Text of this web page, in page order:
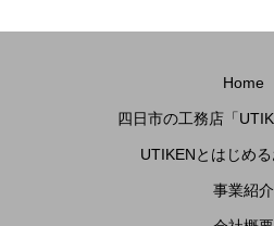
Home
四日市の工務店「
UTIKENとはじめ
事業紹介